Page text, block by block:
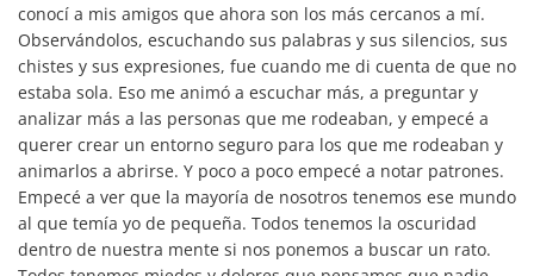
conocí a mis amigos que ahora son los más cercanos a mí.
Observándolos, escuchando sus palabras y sus silencios, sus
chistes y sus expresiones, fue cuando me di cuenta de que no
estaba sola. Eso me animó a escuchar más, a preguntar y
analizar más a las personas que me rodeaban, y empecé a
querer crear un entorno seguro para los que me rodeaban y
animarlos a abrirse. Y poco a poco empecé a notar patrones.
Empecé a ver que la mayoría de nosotros tenemos ese mundo
al que temía yo de pequeña. Todos tenemos la oscuridad
dentro de nuestra mente si nos ponemos a buscar un rato.